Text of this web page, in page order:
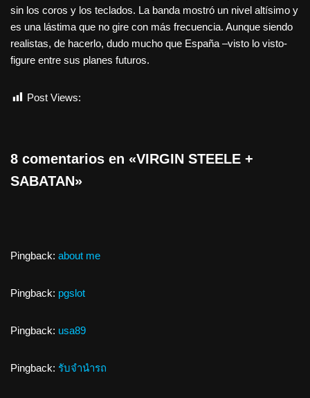
sin los coros y los teclados. La banda mostró un nivel altísimo y
es una lástima que no gire con más frecuencia. Aunque siendo
realistas, de hacerlo, dudo mucho que España –visto lo visto-
figure entre sus planes futuros.
Post Views:
8 comentarios en «VIRGIN STEELE +
SABATAN»
Pingback: about me
Pingback: pgslot
Pingback: usa89
Pingback: รับจำนำรถ